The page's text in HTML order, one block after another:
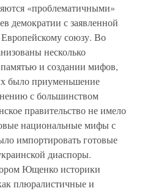
«проблематичными»
демократии с заявленной
союзу. Во
несколько
и создании мифов,
было приуменьшение
с большинством
правительство не имело
национальные мифы с
импортировать готовые
диаспоры.
Ющенко историки
плюралистичные и